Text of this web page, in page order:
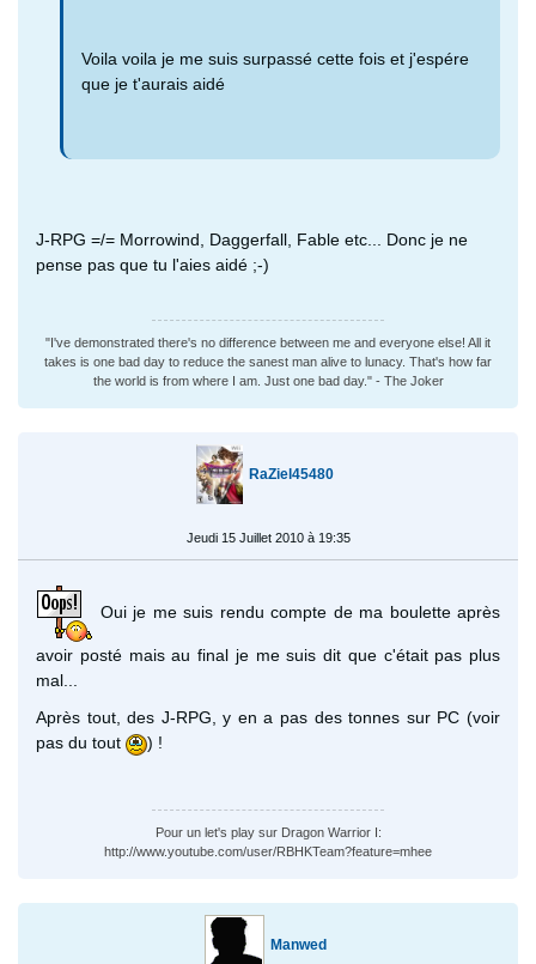
Voila voila je me suis surpassé cette fois et j'espére
que je t'aurais aidé
J-RPG =/= Morrowind, Daggerfall, Fable etc... Donc je ne
pense pas que tu l'aies aidé ;-)
"I've demonstrated there's no difference between me and everyone else! All it
takes is one bad day to reduce the sanest man alive to lunacy. That's how far
the world is from where I am. Just one bad day." - The Joker
RaZiel45480
Jeudi 15 Juillet 2010 à 19:35
Oui je me suis rendu compte de ma boulette après
avoir posté mais au final je me suis dit que c'était pas plus
mal...
Après tout, des J-RPG, y en a pas des tonnes sur PC (voir
pas du tout
) !
Pour un let's play sur Dragon Warrior I:
http://www.youtube.com/user/RBHKTeam?feature=mhee
Manwed